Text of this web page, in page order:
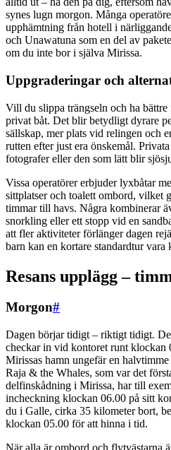
synes lugn morgon. Många
upphämtning från hotell i
och Unawatuna som en del av
om du inte bor i själva Mirissa.
Uppgraderingar och
Vill du slippa trängseln och ha
privat båt. Det blir betydligt dyrare
sällskap, mer plats vid relingen och
rutten efter just era önskemål.
fotografer eller den som lätt blir
Vissa operatörer erbjuder lyxbåtar
sittplatser och toalett ombord, vilket
timmar till havs. Några kombinerar
snorkling eller ett stopp vid en
att fler aktiviteter förlänger dagen
barn kan en kortare standardtur vara
Resans upplägg –
Morgon#
Dagen börjar tidigt – riktigt tidigt.
checkar in vid kontoret runt klockan
Mirissas hamn ungefär en
Raja & the Whales, som var det
delfinskådning i Mirissa, har till
incheckning klockan 06.00 på sitt
du i Galle, cirka 35 kilometer bort,
klockan 05.00 för att hinna i tid.